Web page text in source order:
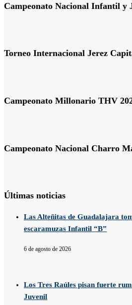
Campeonato Nacional Infantil y
Torneo Internacional Jerez
Campeonato Millonario THV
Campeonato Nacional Charro
Últimas noticias
Las Alteñitas de Guadalajara
escaramuzas Infantil “B”
6 de agosto de 2026
Los Tres Raúles pisan fuerte
Juvenil